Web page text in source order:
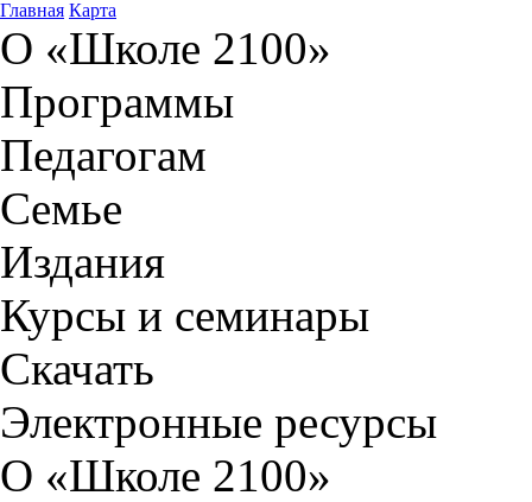
Главная Карта
О «Школе 2100»
Программы
Педагогам
Семье
Издания
Курсы и семинары
Скачать
Электронные ресурсы
О «Школе 2100»